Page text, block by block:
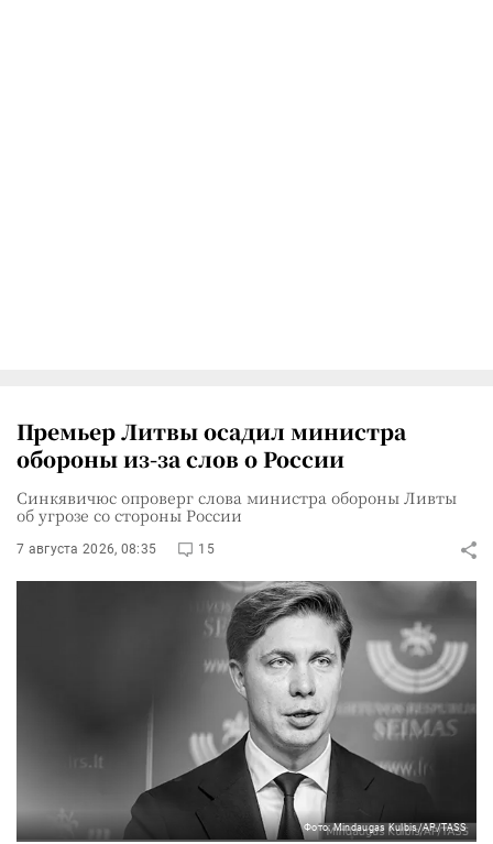
Премьер Литвы осадил министра
обороны из-за слов о России
Синкявичюс опроверг слова министра обороны Ливты
об угрозе со стороны России
7 августа 2026, 08:35 15
Фото: Mindaugas Kulbis/AP/TASS